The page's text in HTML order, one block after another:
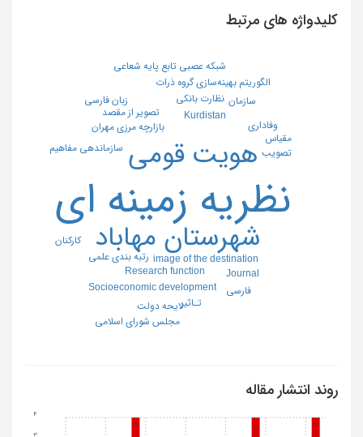
کلیدواژه های مرتبط
نظریه زمینه ای
شهرستان مهاباد
هویت قومی
image of the destination
Kurdistan
Research function
Socioeconomic development
بازارچه مرزی مهران
تصویر از مقصد
رتبه بندی علمی
سازماندهی مفاهیم
نظارت بانکی
وفاداری
Journal
الگوریتم بهینه‌سازی گروه ذرات
تـاثیر
تصویب
زبان فارسی سازمان
شبکه عصبی تابع پایه شعاعی
فارسی
لایحه دولت
مجلس شورای اسلامی
مقیاس
کارکنان
روند انتشار مقاله
3
4